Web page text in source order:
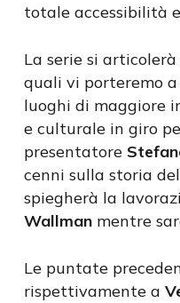
totale accessibilità
La serie si articolerà
quali vi porteremo
luoghi di maggiore
e culturale in giro
presentatore
cenni sulla storia
spiegherà la
Wallmanmentre
Le puntate
rispettivamente a